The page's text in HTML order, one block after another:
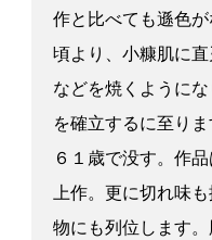
作と比べても遜色
頃より、小糠肌に
などを焼くように
を確立するに至り
６１歳で没す。作
上作。更に切れ味
物にも列位します